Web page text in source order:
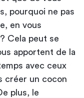
pourquoi ne pas
en vous
Cela peut se
apportent de la
avec ceux
créer un cocon
plus, le